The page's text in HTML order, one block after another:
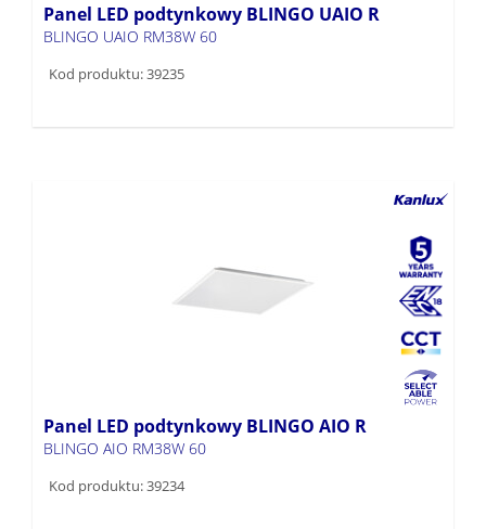
Panel LED podtynkowy BLINGO UAIO R
BLINGO UAIO RM38W 60
Kod produktu: 39235
Panel LED podtynkowy BLINGO AIO R
BLINGO AIO RM38W 60
Kod produktu: 39234